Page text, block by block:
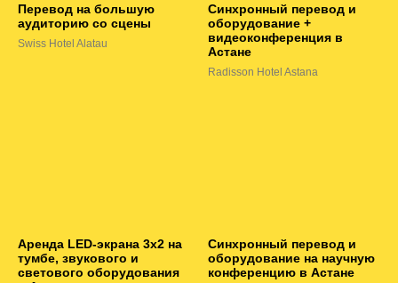
Перевод на большую
аудиторию со сцены
Swiss Hotel Alatau
Синхронный перевод и
оборудование +
видеоконференция в
Астане
Radisson Hotel Astana
Аренда LED-экрана 3х2 на
тумбе, звукового и
светового оборудования
Синхронный перевод и
оборудование на научную
конференцию в Астане